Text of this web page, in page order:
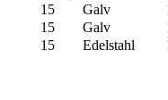
15 Galv
15 Galv
15 Edelstahl